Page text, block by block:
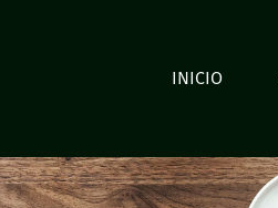
INICIO